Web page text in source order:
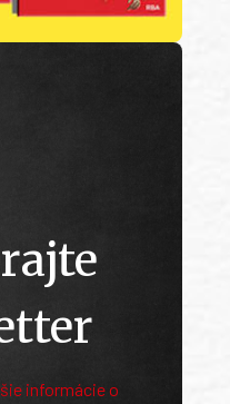
informácie o